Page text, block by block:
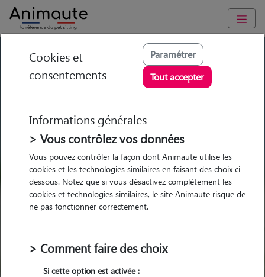
GARDE ANIMAUX à Plougonven : Garde chien et chat en
famille ou à domicile, visites et promenades
Trouvez une garde animaux à
Plougonven
Parmi nos 3 pet-sitters à
Plougonven
Cookies et
consentements
Paramétrer
Tout accepter
Informations générales
> Vous contrôlez vos données
Vous pouvez contrôler la façon dont Animaute utilise les
cookies et les technologies similaires en faisant des choix ci-
dessous. Notez que si vous désactivez complètement les
cookies et technologies similaires, le site Animaute risque de
ne pas fonctionner correctement.
> Comment faire des choix
Si cette option est activée :